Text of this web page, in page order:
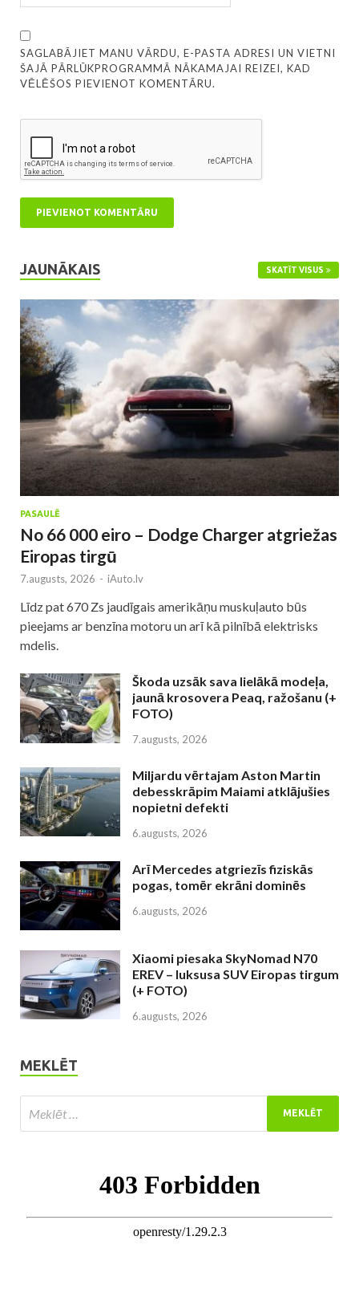
SAGLABĀJIET MANU VĀRDU, E-PASTA ADRESI UN VIETNI
ŠAJĀ PĀRLŪKPROGRAMMĀ NĀKAMAJAI REIZEI, KAD
VĒLĒŠOS PIEVIENOT KOMENTĀRU.
JAUNĀKAIS SKATĪT VISUS
PASAULĒ
No 66 000 eiro – Dodge Charger atgriežas
Eiropas tirgū
7.augusts, 2026 - iAuto.lv
Līdz pat 670 Zs jaudīgais amerikāņu muskuļauto būs
pieejams ar benzīna motoru un arī kā pilnībā elektrisks
mdelis.
Škoda uzsāk sava lielākā modeļa,
jaunā krosovera Peaq, ražošanu (+
FOTO)
7.augusts, 2026
Miljardu vērtajam Aston Martin
debesskrāpim Maiami atklājušies
nopietni defekti
6.augusts, 2026
Arī Mercedes atgriezīs fiziskās
pogas, tomēr ekrāni dominēs
6.augusts, 2026
Xiaomi piesaka SkyNomad N70
EREV – luksusa SUV Eiropas tirgum
(+ FOTO)
6.augusts, 2026
MEKLĒT